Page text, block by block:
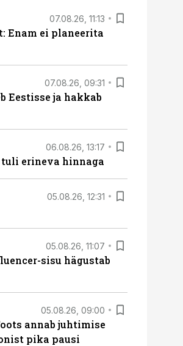
07.08.26, 11:13
Enam ei planeerita
07.08.26, 09:31
Eestisse ja hakkab
06.08.26, 13:17
erineva hinnaga
05.08.26, 12:31
05.08.26, 11:07
sisu hägustab
05.08.26, 09:00
annab juhtimise
pika pausi